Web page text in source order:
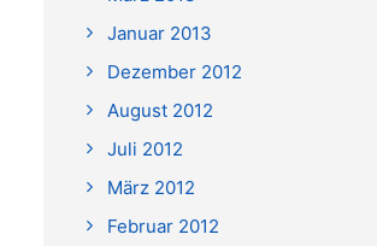
Januar 2013
Dezember 2012
August 2012
Juli 2012
März 2012
Februar 2012